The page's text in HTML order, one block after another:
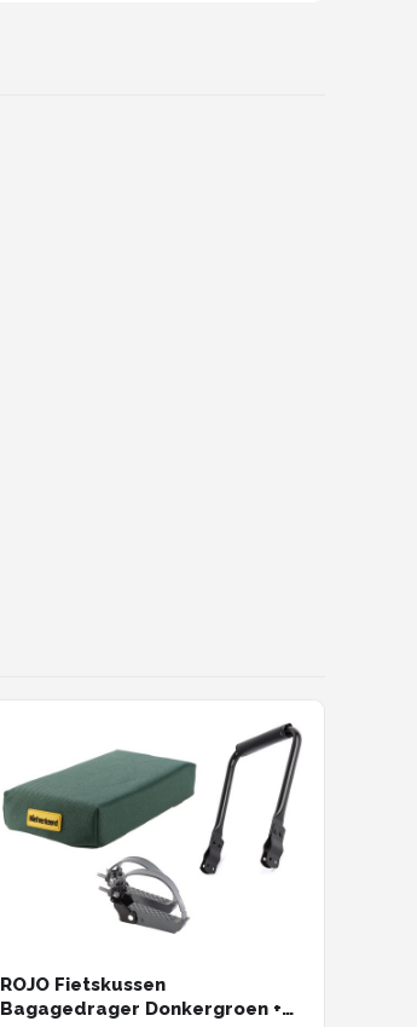
ROJO Fietskussen
Bagagedrager Donkergroen +